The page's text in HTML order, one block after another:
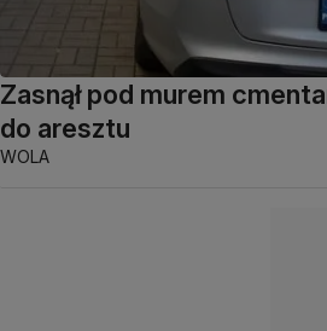
Zasnął pod murem
do aresztu
WOLA